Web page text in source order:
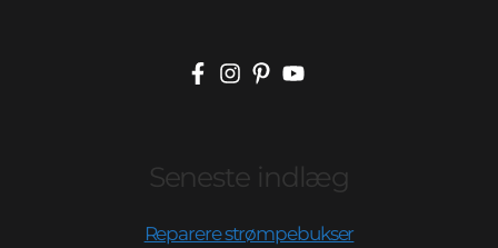
Seneste indlæg
Reparere strømpebukser